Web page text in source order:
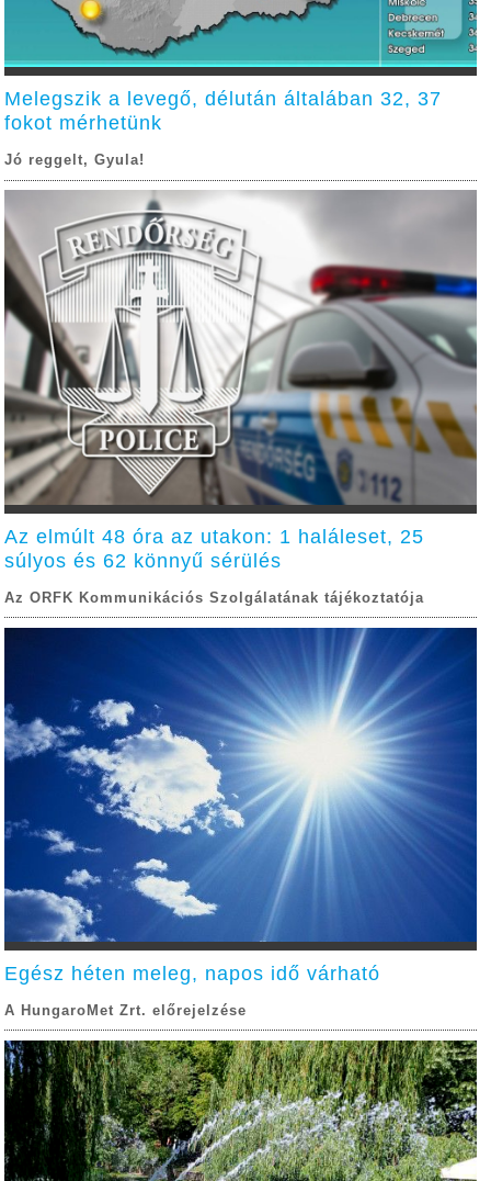
Melegszik a levegő, délután általában 32, 37
fokot mérhetünk
Jó reggelt, Gyula!
Az elmúlt 48 óra az utakon: 1 haláleset, 25
súlyos és 62 könnyű sérülés
Az ORFK Kommunikációs Szolgálatának tájékoztatója
Egész héten meleg, napos idő várható
A HungaroMet Zrt. előrejelzése